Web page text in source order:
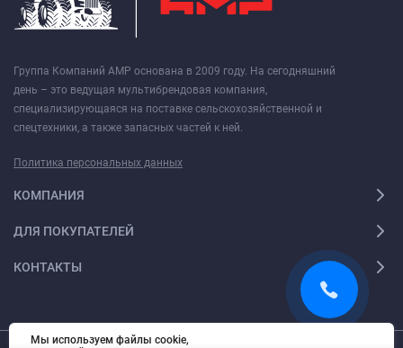
Группа Компаний АМР основана в 2009 году. На сегодняшний
день – это ведущая мультибрендовая компания,
специализирующаяся на поставке сельскохозяйственной и
спецтехники, а также запасных частей к ней.
Политика персональных данных
КОМПАНИЯ
ДЛЯ ПОКУПАТЕЛЕЙ
КОНТАКТЫ
Мы используем файлы cookie,